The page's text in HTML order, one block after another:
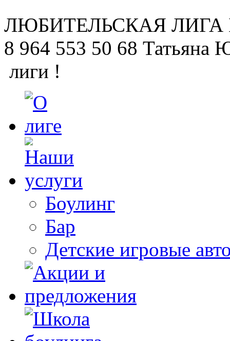
ЛЮБИТЕЛЬСКАЯ ЛИГА
8 964 553 50 68 Татьяна
лиги !
Боулинг
Бар
Детские игровые